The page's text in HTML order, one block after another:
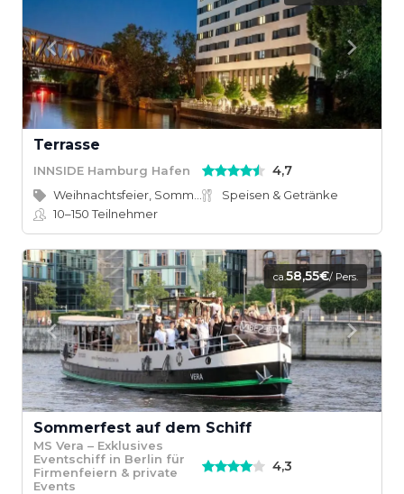
Terrasse
INNSIDE Hamburg Hafen 4,7
Speisen & Getränke
10–150Teilnehmer
ca.58,55€/ Pers.
Sommerfest auf dem Schiff
MS Vera – Exklusives
Eventschiff in Berlin für
Firmenfeiern & private
Events
4,3